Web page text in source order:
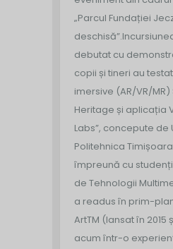
„Parcul Fundației
deschisă”.
debutat cu
copii și tineri au
imersive (AR/VR/
Heritage și aplicația
Labs”, concepute de
Politehnica
împreună cu
de Tehnologii
a readus în prim-
ArtTM (lansat în 2015
acum într-o